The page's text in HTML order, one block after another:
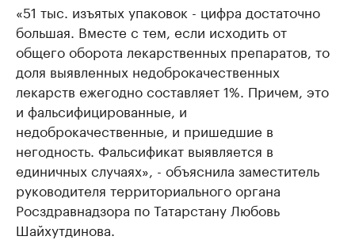
«51 тыс. изъятых упаковок - цифра достаточно
большая. Вместе с тем, если исходить от
общего оборота лекарственных препаратов, то
доля выявленных недоброкачественных
лекарств ежегодно составляет 1%. Причем, это
и фальсифицированные, и
недоброкачественные, и пришедшие в
негодность. Фальсификат выявляется в
единичных случаях», - объяснила заместитель
руководителя территориального органа
Росздравнадзора по Татарстану Любовь
Шайхутдинова.